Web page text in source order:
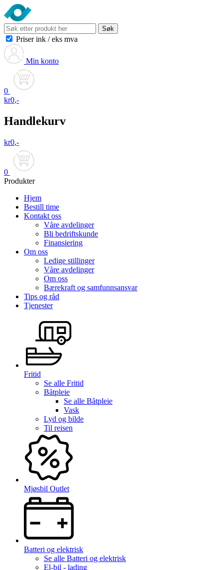
Søk
Priser ink / eks mva
Min konto
0
kr0,-
Handlekurv
kr0,-
0
Produkter
Hjem
Bestill time
Kontakt oss
Våre avdelinger
Bli bedriftskunde
Finansiering
Om oss
Ledige stillinger
Våre avdelinger
Om oss
Bærekraft og samfunnsansvar
Tips og råd
Tjenester
Fritid
Se alle Fritid
Båtpleie
Se alle Båtpleie
Vask
Lyd og bilde
Til reisen
Mjøsbil Outlet
Batteri og elektrisk
Se alle Batteri og elektrisk
El-bil - lading